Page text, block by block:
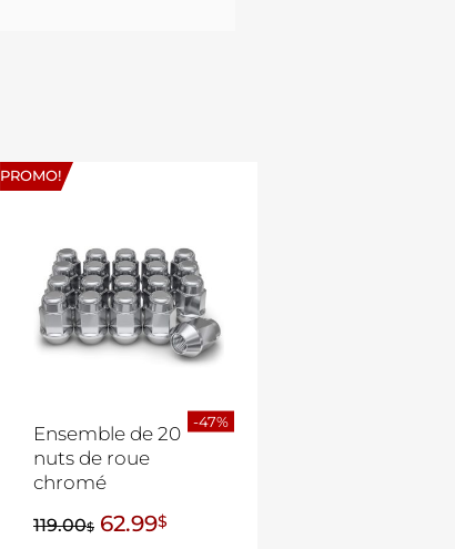
PROMO!
Ensemble de 20
nuts de roue
chromé
119.00$ 62.99$
-47%